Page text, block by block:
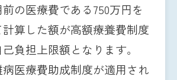
の医療費である750万円を
算した額が高額療養費制度
負担上限額となります。
医療費助成制度が適用され